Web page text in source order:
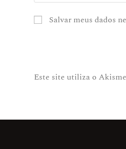
Salvar meus dados
Este site utiliza o